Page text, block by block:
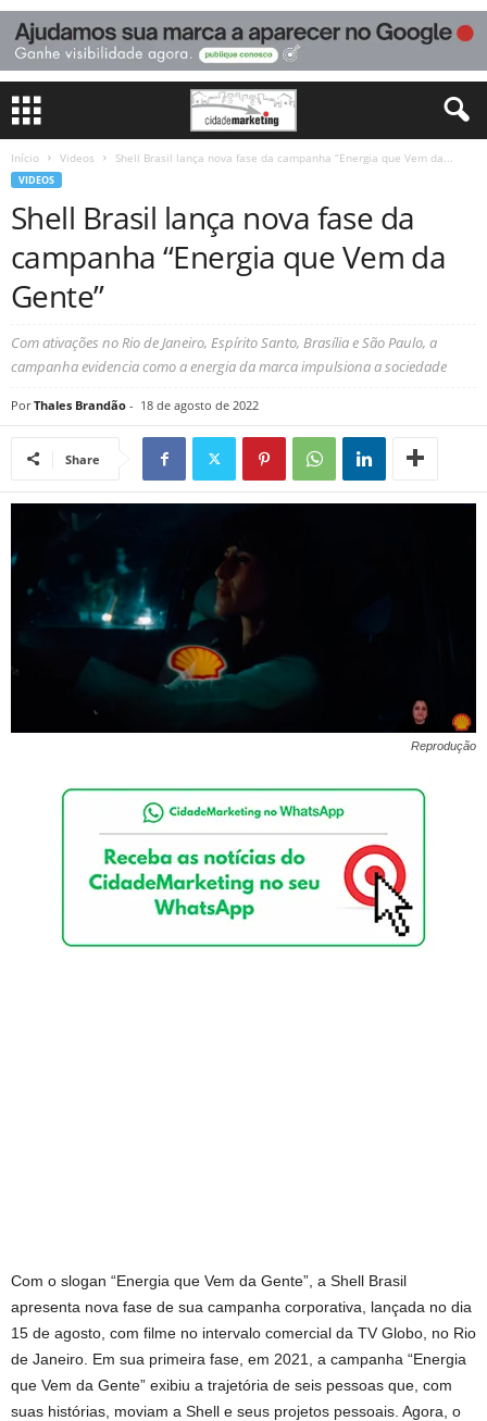
Início Videos Shell Brasil lança nova fase da campanha “Energia que Vem da...
VIDEOS
Shell Brasil lança nova fase da
campanha “Energia que Vem da
Gente”
Com ativações no Rio de Janeiro, Espírito Santo, Brasília e São Paulo, a
campanha evidencia como a energia da marca impulsiona a sociedade
Por Thales Brandão - 18 de agosto de 2022
Share
Reprodução
Com o slogan “Energia que Vem da Gente”, a Shell Brasil
apresenta nova fase de sua campanha corporativa, lançada no dia
15 de agosto, com filme no intervalo comercial da TV Globo, no Rio
de Janeiro. Em sua primeira fase, em 2021, a campanha “Energia
que Vem da Gente” exibiu a trajetória de seis pessoas que, com
suas histórias, moviam a Shell e seus projetos pessoais. Agora, o